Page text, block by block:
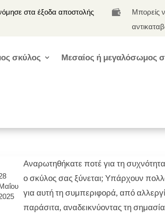
στα έξοδα αποστολής 
Μπορείς
σκύλος Μεσαίος ή μεγαλόσωμος
Αναρωτηθήκατε ποτέ για τη
ο σκύλος σας ξύνεται; Υπάρχουν
για αυτή τη συμπεριφορά, από
παράσιτα, αναδεικνύοντας τη